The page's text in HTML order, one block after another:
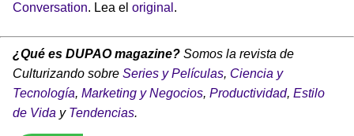
Conversation. Lea el original .
¿Qué es DUPAO magazine? Somos la revista de
Culturizando sobre Series y Películas, Ciencia y
Tecnología, Marketing y Negocios, Productividad, Estilo
de Vida y Tendencias.